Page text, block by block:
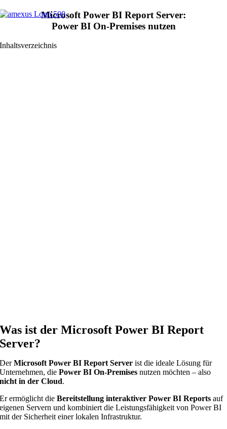
Zum
Microsoft Power BI Report Server:
Power BI On-Premises nutzen
Inhaltsverzeichnis
Was ist der Microsoft Power BI Report
Server?
DerMicrosoft Power BI Report Server ist die ideale Lösung für
Unternehmen, diePower BI On-Premises nutzen möchten – also
nicht in der Cloud.
Er ermöglicht dieBereitstellung interaktiver Power BI Reports auf
eigenen Servern und kombiniert die Leistungsfähigkeit von Power BI
mit der Sicherheit einer lokalen Infrastruktur.